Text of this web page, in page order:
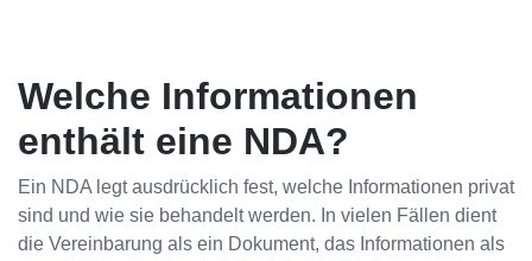
Welche Informationen
enthält eine NDA?
Ein NDA legt ausdrücklich fest, welche Informationen privat
sind und wie sie behandelt werden. In vielen Fällen dient
die Vereinbarung als ein Dokument, das Informationen als